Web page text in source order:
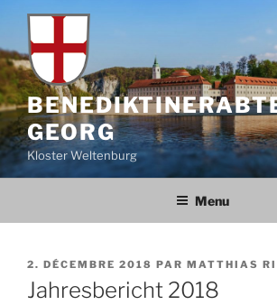
Aller
contenu
principal
GEORG
Kloster Weltenburg
Menu
PUBLIÉ
LE
2. DÉCEMBRE 2018 PAR MATTHIAS
Jahresbericht 2018